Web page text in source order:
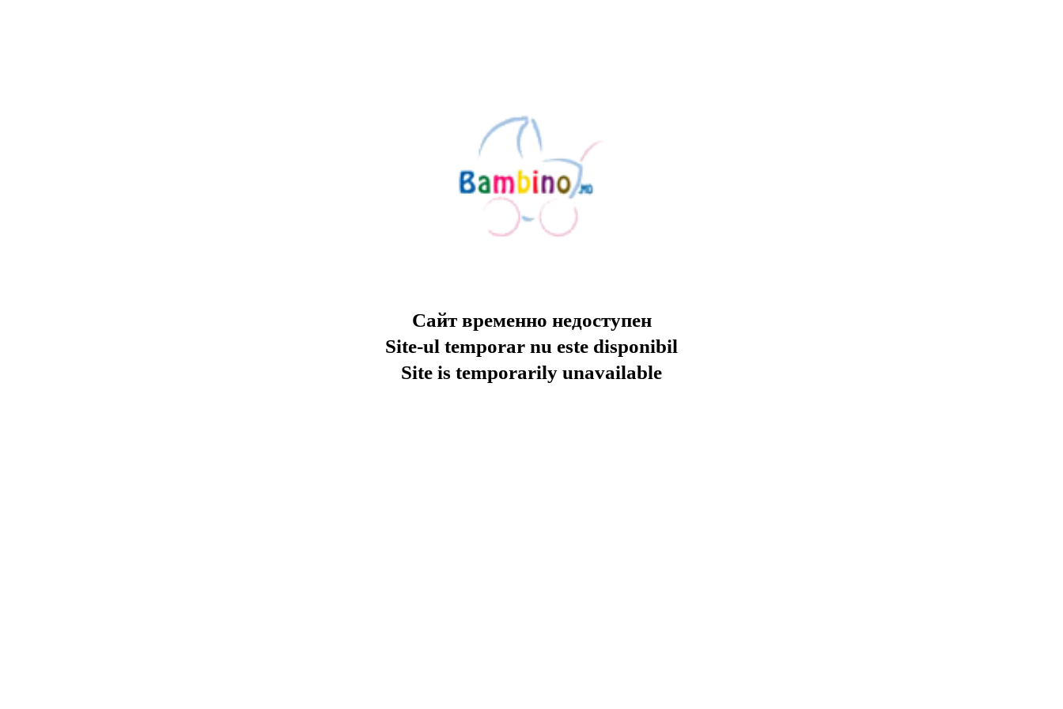
Сайт временно недоступен
Site-ul temporar nu este disponibil
Site is temporarily unavailable